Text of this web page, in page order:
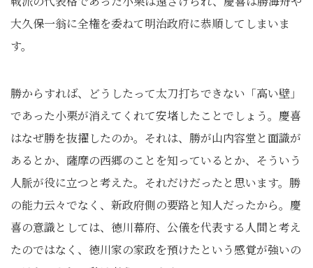
大久保一翁に全権を委ねて明治政府に恭順してしまいま
す。
勝からすれば、どうしたって太刀打ちできない「高い壁」
であった小栗が消えてくれて安堵したことでしょう。慶喜
はなぜ勝を抜擢したのか。それは、勝が山内容堂と面識が
あるとか、薩摩の西郷のことを知っているとか、そういう
人脈が役に立つと考えた。それだけだったと思います。勝
の能力云々でなく、新政府側の要路と知人だったから。慶
喜の意識としては、徳川幕府、公儀を代表する人間と考え
たのではなく、徳川家の家政を預けたという感覚が強いの